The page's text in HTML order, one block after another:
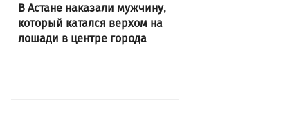
В Астане наказали мужчину,
который катался верхом на
лошади в центре города